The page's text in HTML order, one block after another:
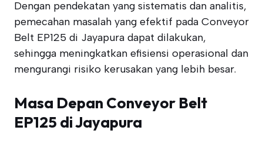
Dengan pendekatan yang sistematis dan analitis,
pemecahan masalah yang efektif pada Conveyor
Belt EP125 di Jayapura dapat dilakukan,
sehingga meningkatkan efisiensi operasional dan
mengurangi risiko kerusakan yang lebih besar.
Masa Depan Conveyor Belt
EP125 di Jayapura